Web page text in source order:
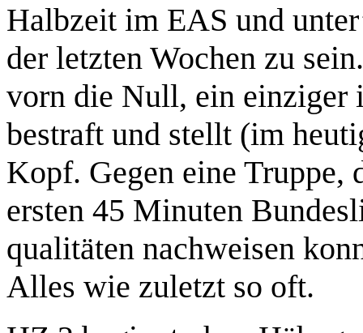
Halbzeit im EAS und
der letzten Wochen zu
vorn die Null, ein einziger
bestraft und stellt (im
Kopf. Gegen eine Truppe,
ersten 45 Minuten
qualitäten nachweisen
Alles wie zuletzt so oft.